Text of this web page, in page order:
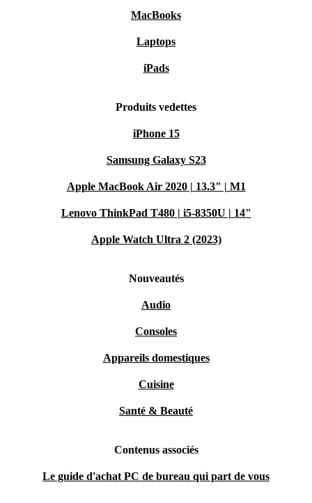
MacBooks
Laptops
iPads
Produits vedettes
iPhone 15
Samsung Galaxy S23
Apple MacBook Air 2020 | 13.3" | M1
Lenovo ThinkPad T480 | i5-8350U | 14"
Apple Watch Ultra 2 (2023)
Nouveautés
Audio
Consoles
Appareils domestiques
Cuisine
Santé & Beauté
Contenus associés
Le guide d'achat PC de bureau qui part de vous